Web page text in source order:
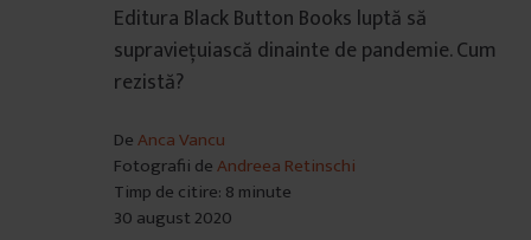
Editura Black Button Books luptă să
supraviețuiască dinainte de pandemie. Cum
rezistă?
DeAnca Vancu
Fotografii deAndreea Retinschi
Timp de citire: 8 minute
30 august 2020